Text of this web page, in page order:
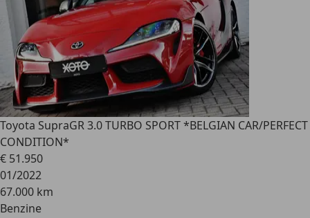
Toyota SupraGR 3.0 TURBO SPORT *BELGIAN CAR/PERFECT
CONDITION*
€ 51.950
01/2022
67.000 km
Benzine